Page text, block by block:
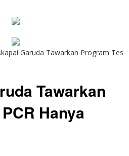
Garuda Tawarkan Program Tes
Tawarkan
Hanya